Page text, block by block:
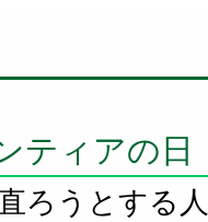
ティアの日
ろうとする